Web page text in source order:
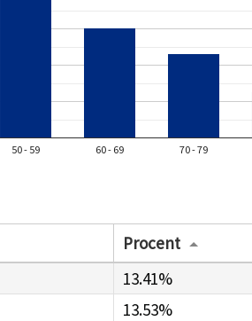
50 - 59 60 - 69 70 - 79
Procent
13.41%
13.53%